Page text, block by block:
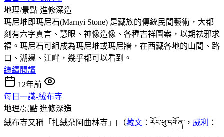
地理/景點 進修深造
瑪尼堆即瑪尼石(Marnyi Stone) 是藏族的傳統民間藝術，大都
刻有六字真言、慧眼、神像造像、各種吉祥圖案，以期祛邪求
福。瑪尼石可組成為瑪尼堆或瑪尼牆，在西藏各地的山間、路
口、湖邊、江畔，幾乎都可以看到。
繼續閱讀
12年前
每日一識-絨布寺
地理/景點 進修深造
絨布寺又稱「扎絨朵阿曲林寺」[（藏文 ：རོང་ཕུ་དགོན་， 威利 ：